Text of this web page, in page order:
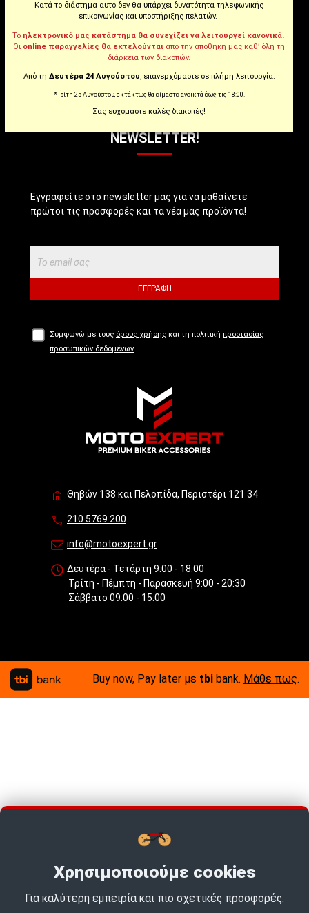
Instagram
Youtube
Tiktok
NEWSLETTER!
Εγγραφείτε στο newsletter μας για να μαθαίνετε
πρώτοι τις προσφορές και τα νέα μας προϊόντα!
ΕΓΓΡΑΦΉ
Συμφωνώ με τους όρους χρήσης και τη πολιτική προστασίας
προσωπικών δεδομένων
Θηβών 138 και Πελοπίδα, Περιστέρι 121 34
210.5769.200
info@motoexpert.gr
Δευτέρα - Τετάρτη 9:00 - 18:00
Τρίτη - Πέμπτη - Παρασκευή 9:00 - 20:30
Σάββατο 09:00 - 15:00
Buy now, Pay later με tbi bank. Μάθε πως.
Κατά το διάστημα αυτό δεν θα υπάρχει δυνατότητα τηλεφωνικής
επικοινωνίας και υποστήριξης πελατών.
Το ηλεκτρονικό μας κατάστημα θα συνεχίζει να λειτουργεί κανονικά.
Οι online παραγγελίες θα εκτελούνται από την αποθήκη μας καθ’ όλη τη
διάρκεια των διακοπών.
Από τη Δευτέρα 24 Αυγούστου, επανερχόμαστε σε πλήρη λειτουργία.
*Τρίτη 25 Αυγούστου, εκτάκτως θα είμαστε ανοικτά έως τις 18:00.
Σας ευχόμαστε καλές διακοπές!
Χρησιμοποιούμε cookies
Για καλύτερη εμπειρία και πιο σχετικές προσφορές.